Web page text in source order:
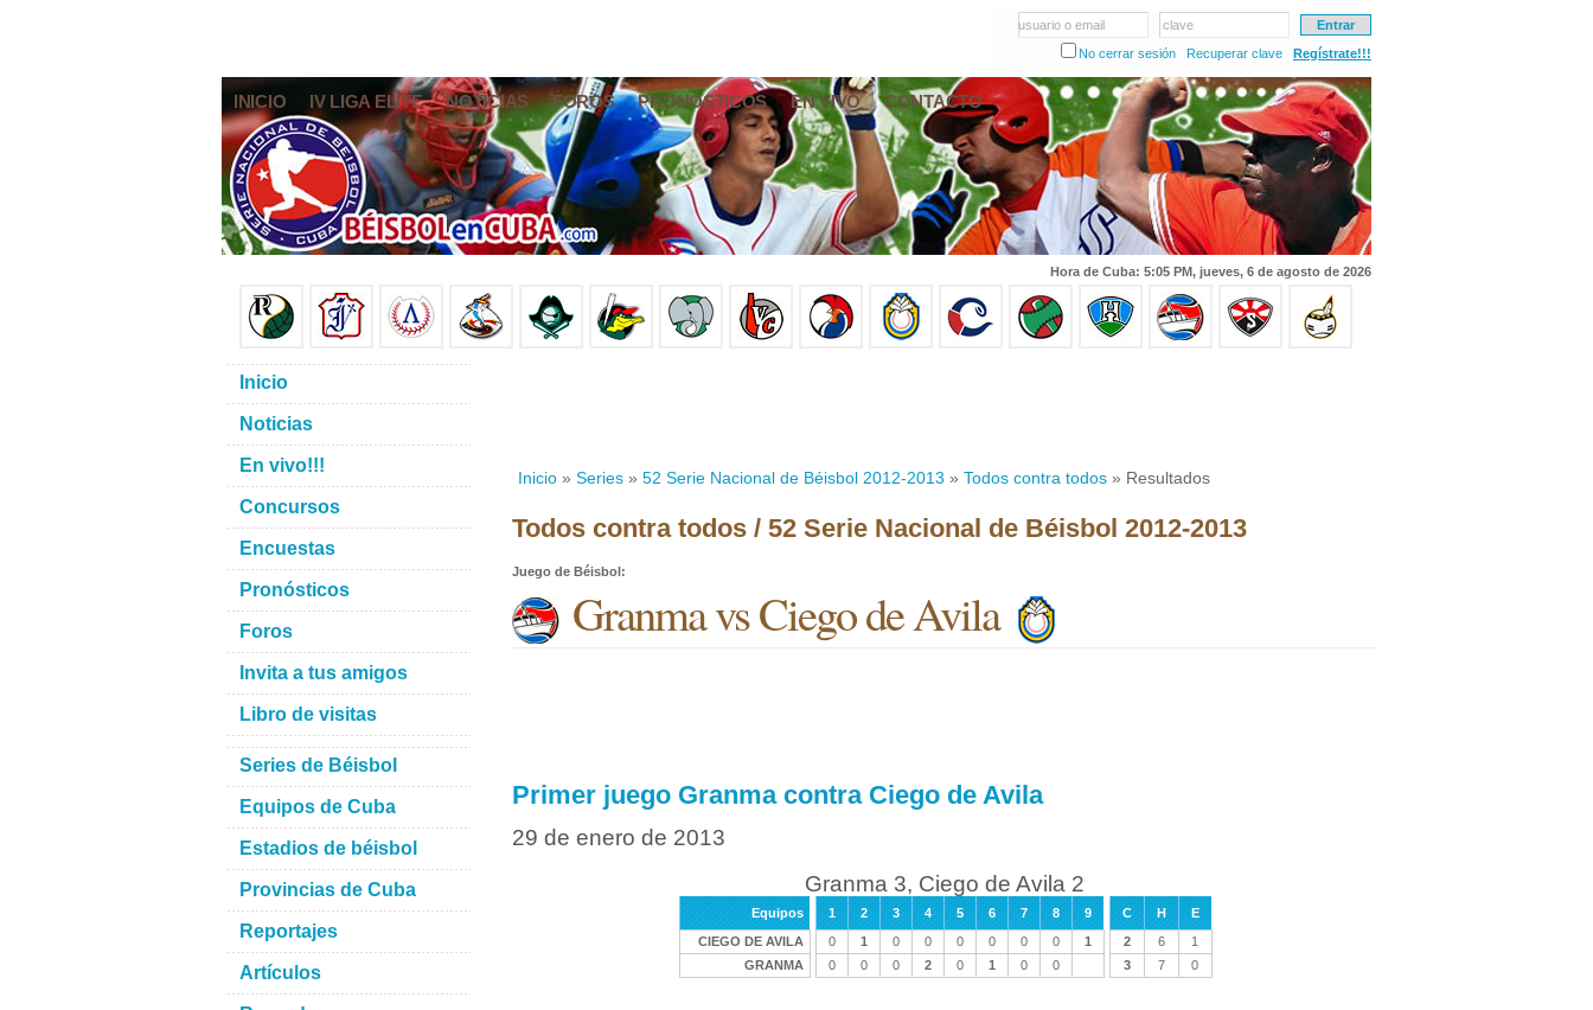
usuario o email
clave
No cerrar sesión
Recuperar clave Regístrate!!!
INICIO IV LIGA ELITE NOTICIAS FOROS PRONÓSTICOS EN VIVO CONTACTO
Hora de Cuba: 5:05 PM, jueves, 6 de agosto de 2026
Inicio » Series » 52 Serie Nacional de Béisbol 2012-2013 » Todos contra todos » Resultados
Todos contra todos / 52 Serie Nacional de Béisbol 2012-2013
Juego de Béisbol:
Granma vs Ciego de Avila
Primer juego Granma contra Ciego de Avila
29 de enero de 2013
Granma 3, Ciego de Avila 2
Equipos 1 2 3 4 5 6 7 8 9 C H
E
CIEGO DE AVILA
0 1 0 0 0 0 0 0 1 2 6
1
GRANMA
0 0 0 2 0 1 0 0 3 7 0
Inicio
Noticias
En vivo!!!
Concursos
Encuestas
Pronósticos
Foros
Invita a tus amigos
Libro de visitas
Series de Béisbol
Equipos de Cuba
Estadios de béisbol
Provincias de Cuba
Reportajes
Artículos